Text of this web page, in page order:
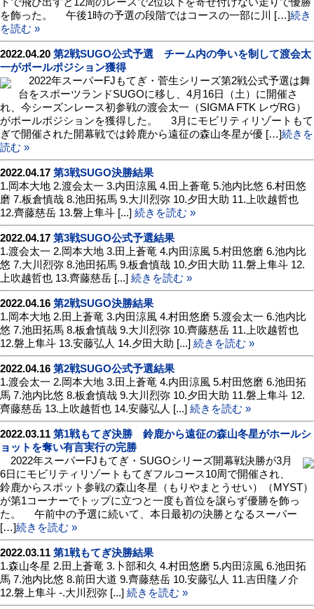
を飾った。 午後1時の予選の段階ではコースの一部に川 […]続き
を読む »
2022.04.20 第2戦SUGO公式予選 チーム内の争いを制して渡会太
一がポールポジション獲得
2022年スーパーFJもてぎ・菅生シリーズ第2戦公式予選は舞
台をスポーツランドSUGOに移し、4月16日（土）に開催さ
れ、今シーズンレース初参戦の渡会太一（SIGMA FTK レヴRG）
がポールポジションを獲得した。 3月にモビリティリゾートもて
ぎで開催された開幕戦では鈴鹿から遠征の森山冬星が優 […]続きを
読む »
2022.04.17 第3戦SUGO決勝結果
1.岡本大地 2.渡会太一 3.内田涼風 4.田上蒼竜 5.池内比悠 6.村田悠
磨 7.板倉慎哉 8.池田拓馬 9.大川烈弥 10.夕田大助 11.上吹越哲也
12.齊藤慈岳 13.磐上隼斗 [...] 続きを読む »
2022.04.17 第3戦SUGO公式予選結果
1.渡会太一 2.岡本大地 3.田上蒼竜 4.内田涼風 5.村田悠磨 6.池内比
悠 7.大川烈弥 8.池田拓馬 9.板倉慎哉 10.夕田大助 11.磐上隼斗 12.
上吹越哲也 13.齊藤慈岳 [...] 続きを読む »
2022.04.16 第2戦SUGO決勝結果
1.岡本大地 2.田上蒼竜 3.内田涼風 4.村田悠磨 5.渡会太一 6.池内比
悠 7.池田拓馬 8.板倉慎哉 9.大川烈弥 10.齊藤慈岳 11.上吹越哲也
12.磐上隼斗 13.安藤弘人 14.夕田大助 [...] 続きを読む »
2022.04.16 第2戦SUGO公式予選結果
1.渡会太一 2.岡本大地 3.田上蒼竜 4.内田涼風 5.村田悠磨 6.池田拓
馬 7.池内比悠 8.板倉慎哉 9.大川烈弥 10.夕田大助 11.磐上隼斗 12.
齊藤慈岳 13.上吹越哲也 14.安藤弘人 [...] 続きを読む »
2022.03.11 第1戦もてぎ決勝 鈴鹿から遠征の森山冬星がホールシ
ョットを奪い有言実行の完勝
2022年スーパーFJもてぎ・SUGOシリーズ開幕戦決勝が3月
6日にモビリティリゾートもてぎフルコース10周で開催され、
鈴鹿からスポット参戦の森山冬星（もりやまとうせい）（MYST）
が第1コーナーでトップに立つと一度も首位を譲らず優勝を飾っ
た。 午前中の予選に続いて、本日最初の決勝となるスーパー
[…]続きを読む »
2022.03.11 第1戦もてぎ決勝結果
1.森山冬星 2.田上蒼竜 3.卜部和久 4.村田悠磨 5.内田涼風 6.池田拓
馬 7.池内比悠 8.前田大道 9.齊藤慈岳 10.安藤弘人 11.吉田隆ノ介
12.磐上隼斗 -.大川烈弥 [...] 続きを読む »